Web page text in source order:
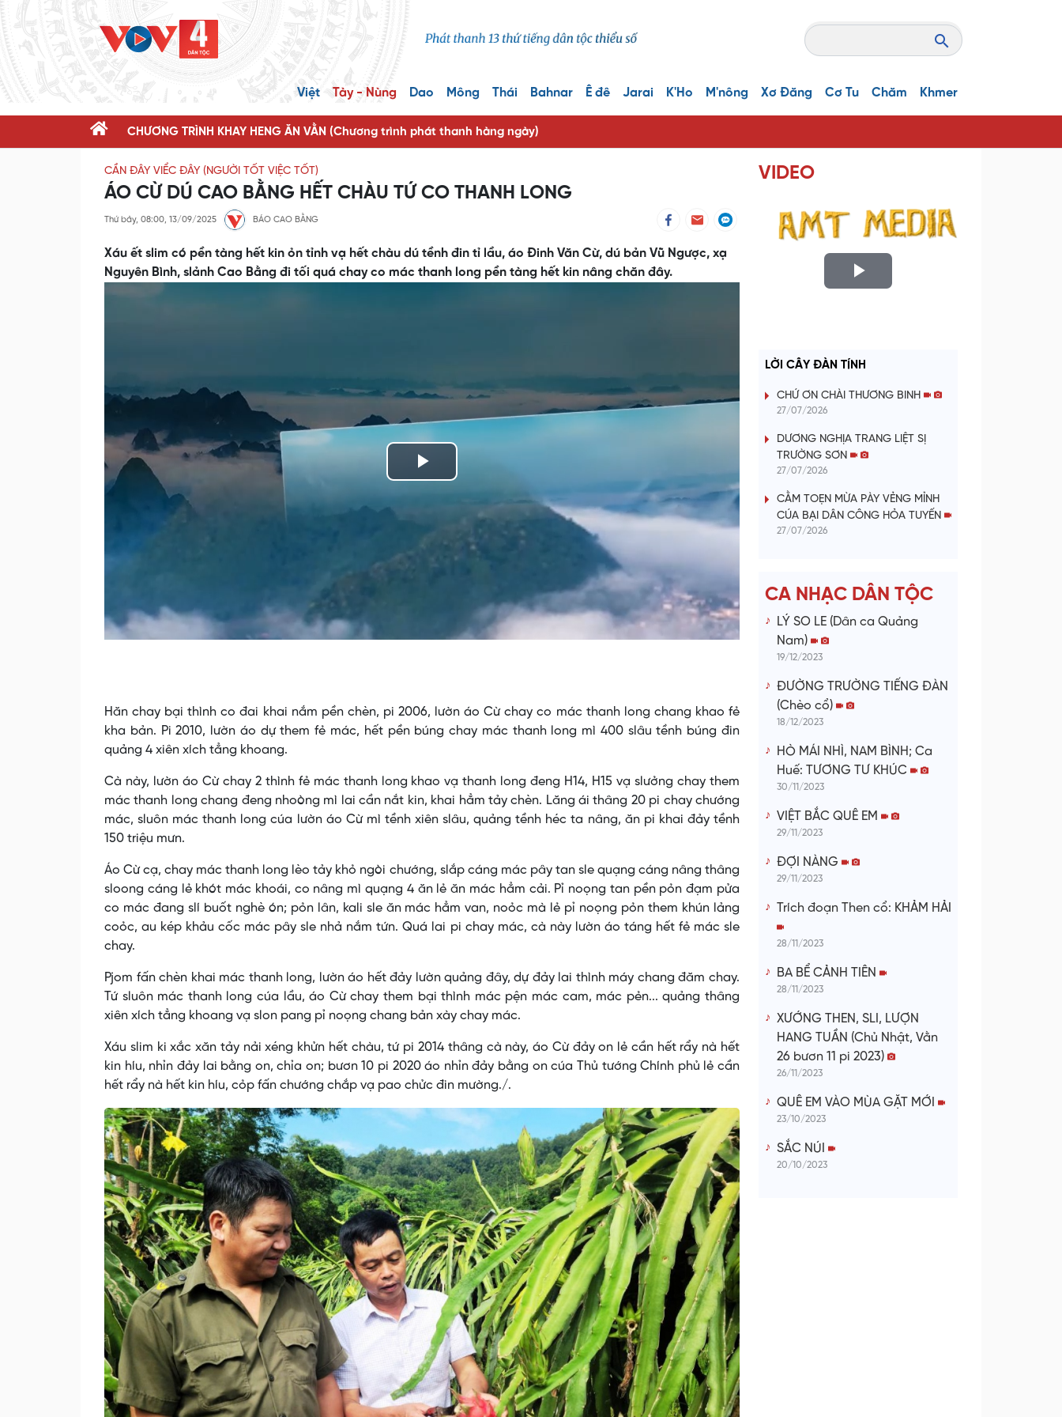
Việt Tày - Nùng Dao Mông Thái Bahnar Ê đê Jarai K'Ho M'nông Xơ Đăng Cơ Tu Chăm Khmer
CHƯƠNG TRÌNH KHAY HENG ĂN VẰN (Chương trình phát thanh hàng ngày)
CẦN ĐÂY VIỂC ĐÂY (NGƯỜI TỐT VIỆC TỐT)
ÁO CỪ DÚ CAO BẰNG HẾT CHÀU TỨ CO THANH LONG
Thứ bảy, 08:00, 13/09/2025 BÁO CAO BẰNG
Xáu ết slim có pền tàng hết kin ỏn tỉnh vạ hết chàu dú tềnh đin tỉ lầu, áo Đinh Văn Cừ, dú bản Vũ Ngược, xạ
Nguyên Bình, slảnh Cao Bằng đi tối quá chay co mác thanh long pền tàng hết kin nâng chăn đây.
Play
Video
Hăn chay bại thình co đai khai nắm pền chèn, pi 2006, lườn áo Cừ chay co mác thanh long chang khao fẻ
kha bản. Pi 2010, lườn áo dự them fẻ mác, hết pền búng chay mác thanh long mì 400 slâu tềnh búng đin
quảng 4 xiên xích tẳng khoang.
Cà này, lườn áo Cừ chay 2 thình fẻ mác thanh long khao vạ thanh long đeng H14, H15 vạ slưởng chay them
mác thanh long chang đeng nhoòng mì lai cần nắt kin, khai hẳm tảy chèn. Lăng ái thâng 20 pi chay chướng
mác, sluôn mác thanh long cúa lườn áo Cừ mì tềnh xiên slâu, quảng tềnh héc ta nâng, ăn pi khai đảy tềnh
150 triệu mưn.
Áo Cừ cạ, chay mác thanh long lèo tảy khỏ ngòi chướng, slắp cáng mác pây tan sle quạng cáng nâng thâng
sloong cáng lẻ khót mác khoái, co nâng mì quạng 4 ăn lẻ ăn mác hẳm cải. Pỉ noọng tan pền pỏn đạm pửa
co mác đang slí buốt nghè ón; pỏn lân, kali sle ăn mác hẳm van, noỏc mà lẻ pỉ noọng pỏn them khún lảng
coỏc, au kép khảu cốc mác pây sle nhả nắm tứn. Quá lai pi chay mác, cà này lườn áo táng hết fẻ mác sle
chay.
Pjom fấn chèn khai mác thanh long, lườn áo hết đảy lườn quảng đây, dự đảy lai thình máy chang đăm chay.
Tứ sluôn mác thanh long cúa lầu, áo Cừ chay them bại thình mác pện mác cam, mác pẻn... quảng thâng
xiên xích tẳng khoang vạ slon pang pỉ noọng chang bản xày chay mác.
Xáu slim ki xắc xăn tảy nải xéng khửn hết chàu, tứ pi 2014 thâng cà này, áo Cừ đảy on lẻ cần hết rẩy nà hết
kin híu, nhỉn đảy lai bằng on, chỉa on; bươn 10 pi 2020 áo nhỉn đảy bằng on cúa Thủ tướng Chính phủ lẻ cần
hết rẩy nà hết kin híu, cỏp fấn chướng chắp vạ pao chửc đin mường./.
VIDEO
P
a
y
V
i
d
LỜI CÂY ĐÀN TÍNH
CHỨ ƠN CHÀI THƯƠNG BINH
27/07/2026
DƯƠNG NGHỊA TRANG LIỆT SỊ
TRƯỜNG SƠN
27/07/2026
CẰM TOẸN MỪA PÀY VẺNG MỈNH
CÚA BẠI DÂN CÔNG HỎA TUYẾN
27/07/2026
CA NHẠC DÂN TỘC
LÝ SO LE (Dân ca Quảng
Nam)
19/12/2023
ĐƯỜNG TRƯỜNG TIẾNG ĐÀN
(Chèo cổ)
18/12/2023
HÒ MÁI NHÌ, NAM BÌNH; Ca
Huế: TƯƠNG TƯ KHÚC
30/11/2023
VIỆT BẮC QUÊ EM
29/11/2023
ĐỢI NÀNG
29/11/2023
Trích đoạn Then cổ: KHẢM HẢI
28/11/2023
BA BỂ CẢNH TIÊN
28/11/2023
XƯỚNG THEN, SLI, LƯỢN
HANG TUẦN (Chủ Nhật, Vằn
26 bươn 11 pi 2023)
26/11/2023
QUÊ EM VÀO MÙA GẶT MỚI
23/10/2023
SẮC NÚI
20/10/2023